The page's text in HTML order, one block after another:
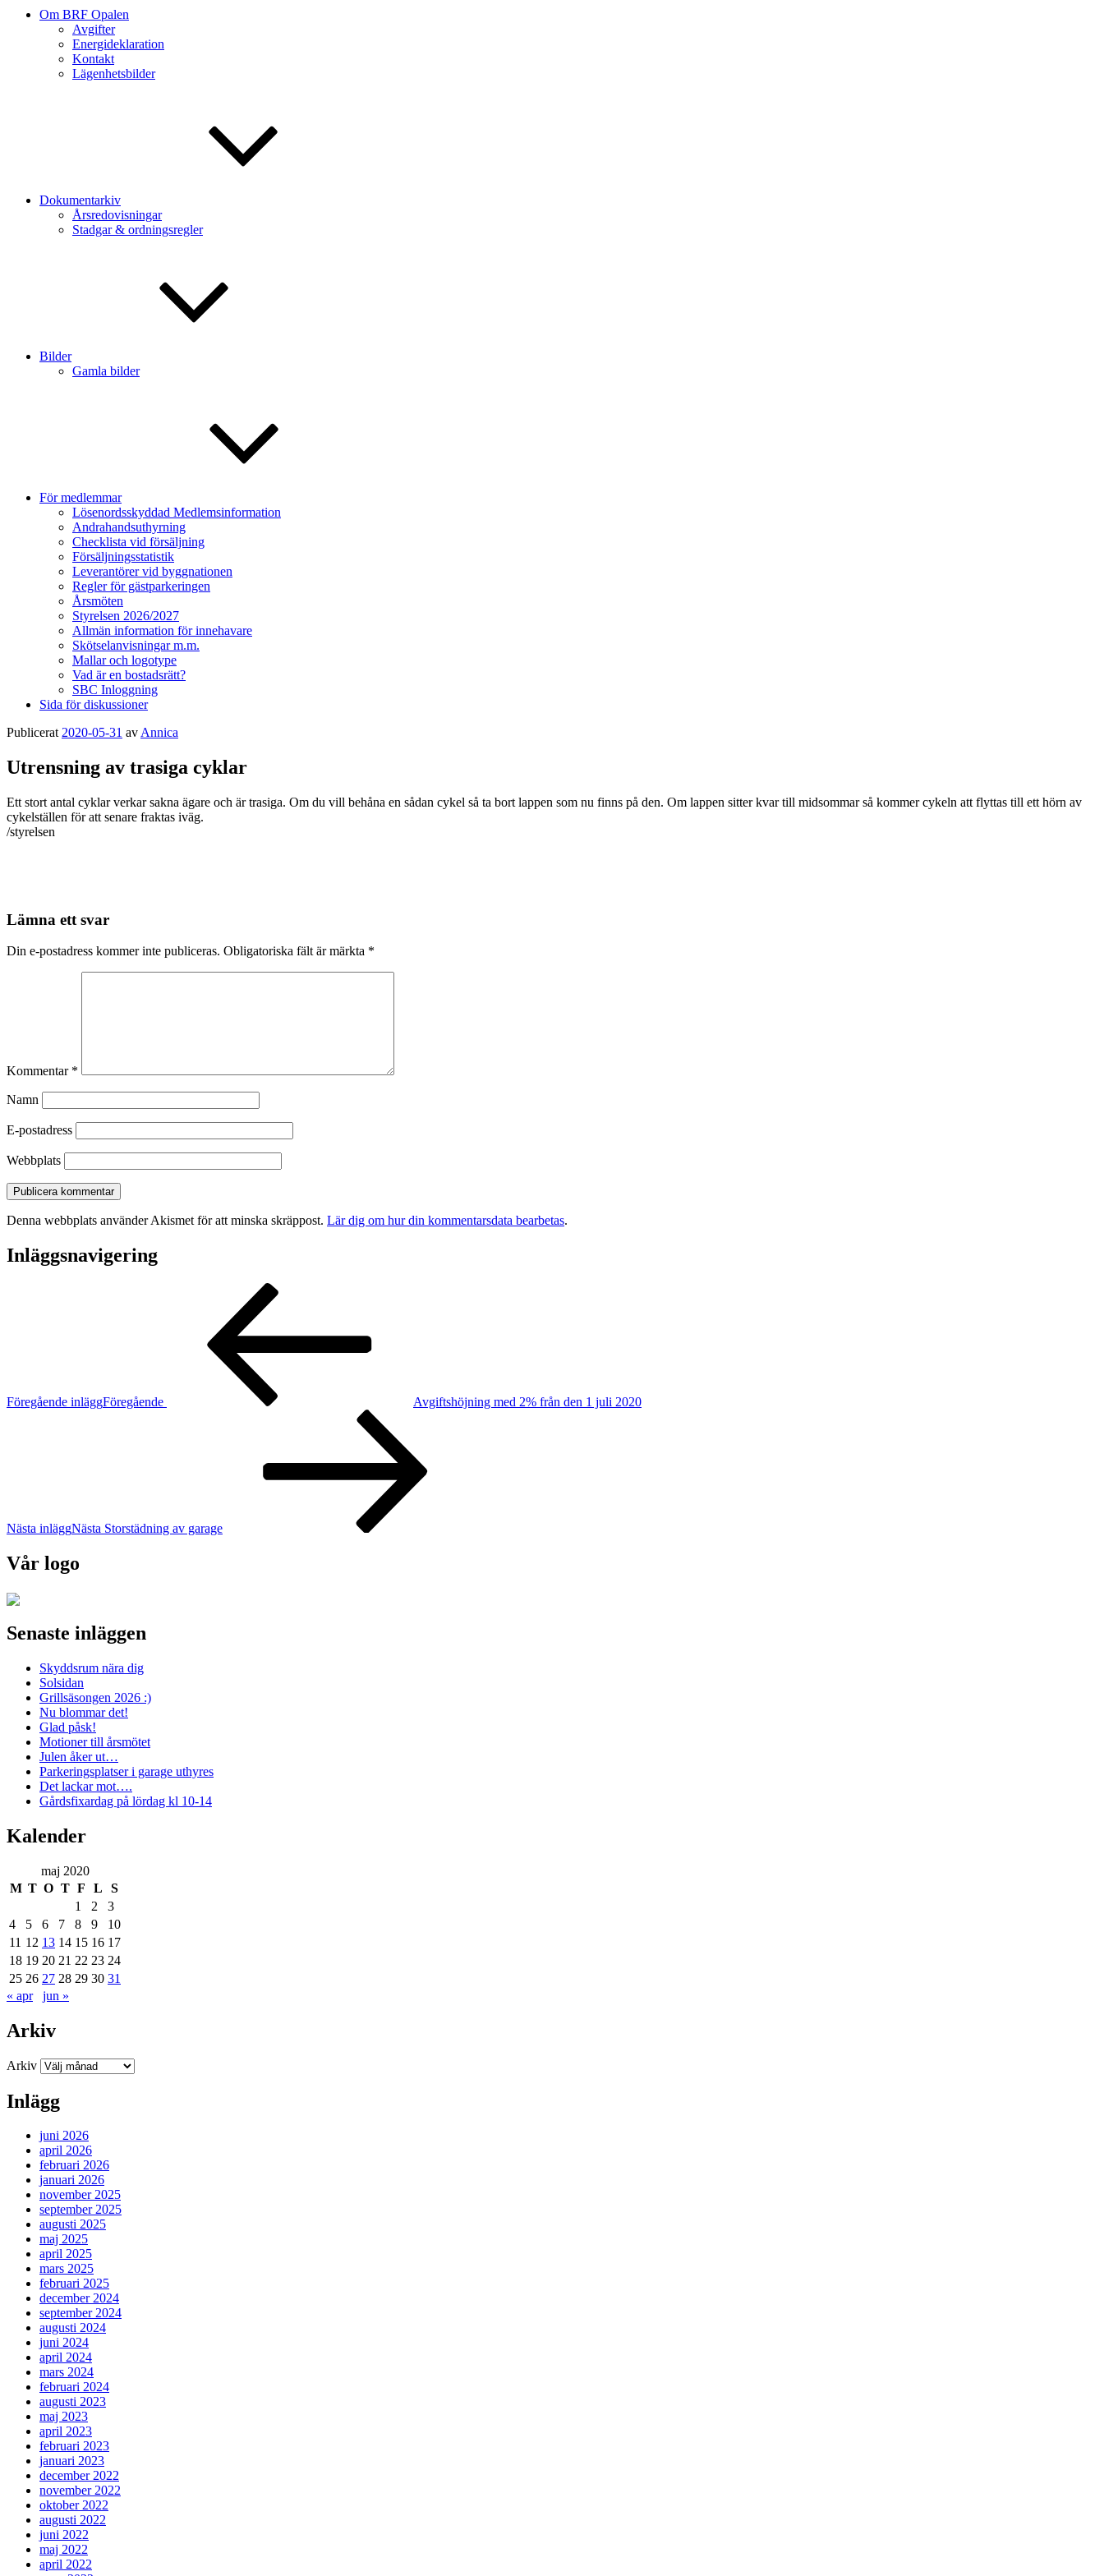
Om BRF Opalen
Avgifter
Energideklaration
Kontakt
Lägenhetsbilder
Dokumentarkiv
Årsredovisningar
Stadgar & ordningsregler
Bilder
Gamla bilder
För medlemmar
Lösenordsskyddad Medlemsinformation
Andrahandsuthyrning
Checklista vid försäljning
Försäljningsstatistik
Leverantörer vid byggnationen
Regler för gästparkeringen
Årsmöten
Styrelsen 2026/2027
Allmän information för innehavare
Skötselanvisningar m.m.
Mallar och logotype
Vad är en bostadsrätt?
SBC Inloggning
Sida för diskussioner
Publicerat 2020-05-31 av Annica
Utrensning av trasiga cyklar
Ett stort antal cyklar verkar sakna ägare och är trasiga. Om du vill behåna en sådan cykel så ta bort lappen som nu finns på den. Om lappen sitter kvar till midsommar så kommer cykeln att flyttas till ett hörn av
cykelställen för att senare fraktas iväg.
/styrelsen
Lämna ett svar
Din e-postadress kommer inte publiceras. Obligatoriska fält är märkta *
Kommentar *
Namn
E-postadress
Webbplats
Denna webbplats använder Akismet för att minska skräppost. Lär dig om hur din kommentarsdata bearbetas.
Inläggsnavigering
Föregående inläggFöregående Avgiftshöjning med 2% från den 1 juli 2020
Nästa inläggNästa Storstädning av garage
Vår logo
Senaste inläggen
Skyddsrum nära dig
Solsidan
Grillsäsongen 2026 :)
Nu blommar det!
Glad påsk!
Motioner till årsmötet
Julen åker ut…
Parkeringsplatser i garage uthyres
Det lackar mot….
Gårdsfixardag på lördag kl 10-14
Kalender
maj 2020
M T O T F L
S
1
2
3
4
5 6 7 8 9
10
11 12 13 14 15 16 17
18 19 20 21 22 23 24
25 26 27 28 29 30 31
« apr
jun »
Arkiv
Arkiv
Inlägg
juni 2026
april 2026
februari 2026
januari 2026
november 2025
september 2025
augusti 2025
maj 2025
april 2025
mars 2025
februari 2025
december 2024
september 2024
augusti 2024
juni 2024
april 2024
mars 2024
februari 2024
augusti 2023
maj 2023
april 2023
februari 2023
januari 2023
december 2022
november 2022
oktober 2022
augusti 2022
juni 2022
maj 2022
april 2022